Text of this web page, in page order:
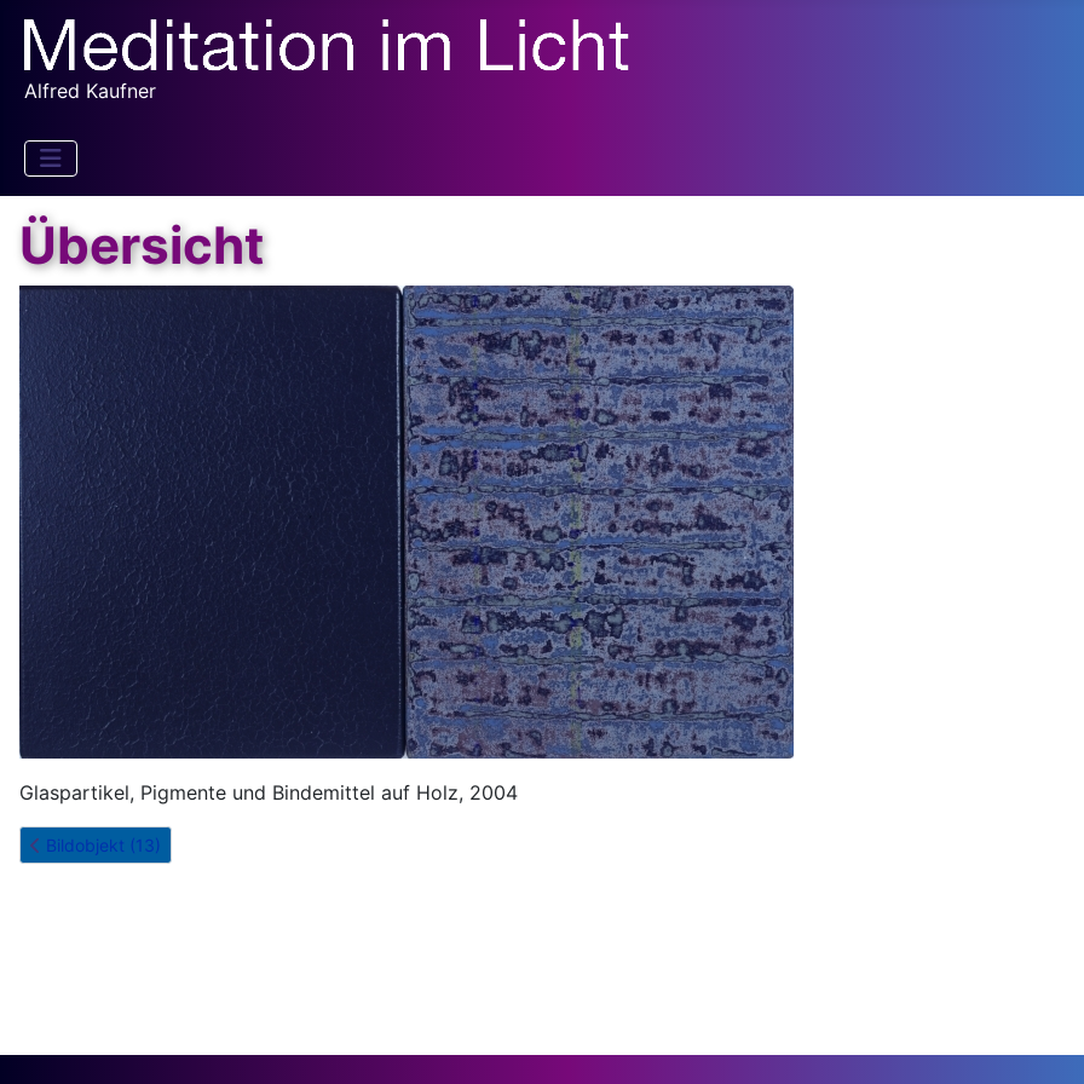
Alfred Kaufner
Übersicht
Glaspartikel, Pigmente und Bindemittel auf Holz, 2004
Bildobjekt (13)
Bildobjekt (13)